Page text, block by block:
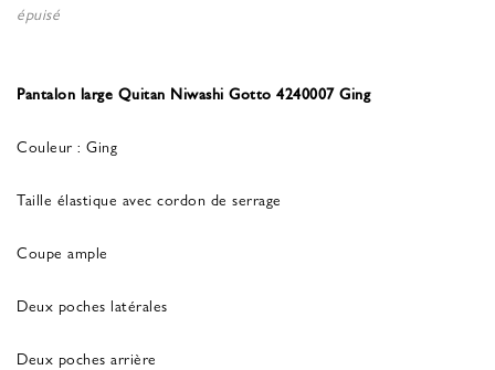
épuisé
Pantalon large Quitan Niwashi Gotto 4240007 Ging
Couleur : Ging
Taille élastique avec cordon de serrage
Coupe ample
Deux poches latérales
Deux poches arrière